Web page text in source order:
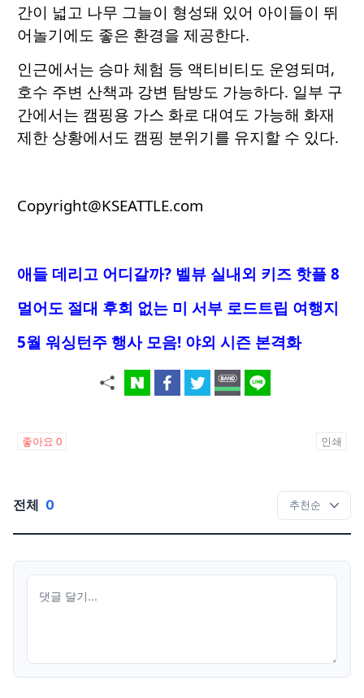
간이 넓고 나무 그늘이 형성돼 있어 아이들이 뛰
어놀기에도 좋은 환경을 제공한다.
인근에서는 승마 체험 등 액티비티도 운영되며,
호수 주변 산책과 강변 탐방도 가능하다. 일부 구
간에서는 캠핑용 가스 화로 대여도 가능해 화재
제한 상황에서도 캠핑 분위기를 유지할 수 있다.
Copyright@KSEATTLE.com
애들 데리고 어디갈까? 벨뷰 실내외 키즈 핫플 8
멀어도 절대 후회 없는 미 서부 로드트립 여행지
5월 워싱턴주 행사 모음! 야외 시즌 본격화
좋아요 0 인쇄
전체 0